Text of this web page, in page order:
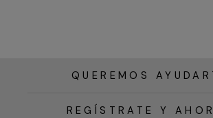
QUEREMOS
REGÍSTRATE Y